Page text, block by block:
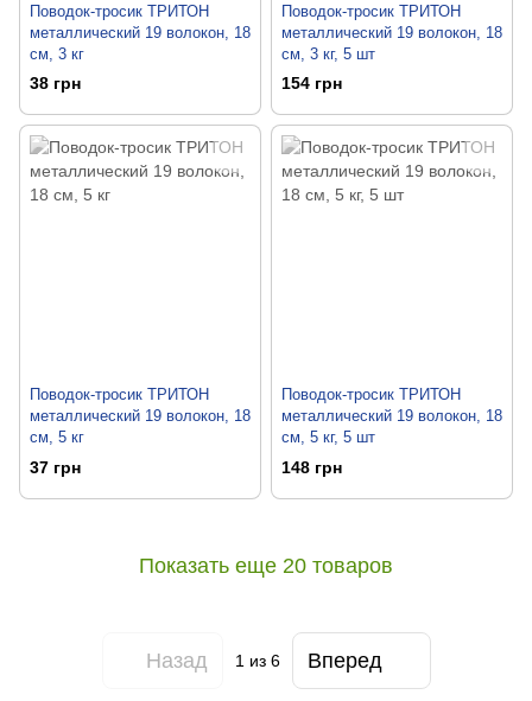
Поводок-тросик ТРИТОН
металлический 19 волокон, 18
см, 3 кг
38 грн
Поводок-тросик ТРИТОН
металлический 19 волокон, 18
см, 3 кг, 5 шт
154 грн
Поводок-тросик ТРИТОН
металлический 19 волокон, 18
см, 5 кг
37 грн
Поводок-тросик ТРИТОН
металлический 19 волокон, 18
см, 5 кг, 5 шт
148 грн
Показать еще 20 товаров
Назад 1 из 6 Вперед